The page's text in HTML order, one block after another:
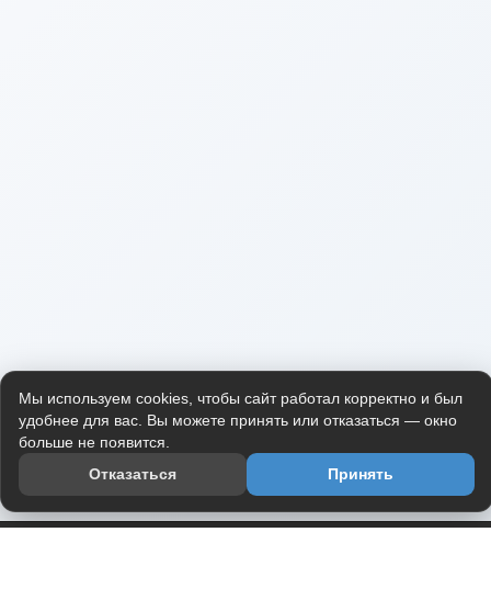
Мы используем cookies, чтобы сайт работал корректно и был
удобнее для вас. Вы можете принять или отказаться — окно
больше не появится.
Отказаться
Принять